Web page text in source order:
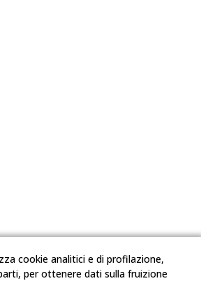
cookie analitici e di profilazione,
per ottenere dati sulla fruizione